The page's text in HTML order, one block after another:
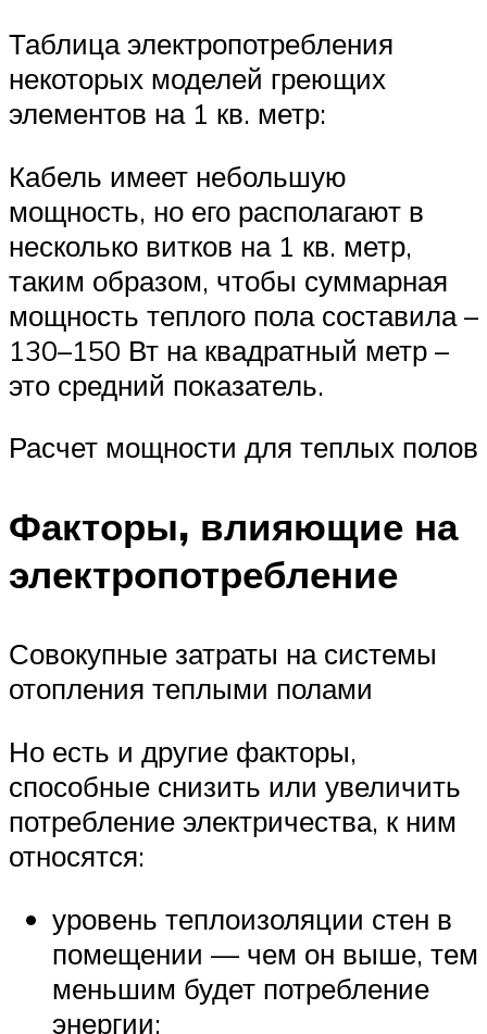
Таблица электропотребления
некоторых моделей греющих
элементов на 1 кв. метр:
Кабель имеет небольшую
мощность, но его располагают в
несколько витков на 1 кв. метр,
таким образом, чтобы суммарная
мощность теплого пола составила –
130–150 Вт на квадратный метр –
это средний показатель.
Расчет мощности для теплых полов
Факторы, влияющие на
электропотребление
Совокупные затраты на системы
отопления теплыми полами
Но есть и другие факторы,
способные снизить или увеличить
потребление электричества, к ним
относятся:
уровень теплоизоляции стен в
помещении — чем он выше, тем
меньшим будет потребление
энергии;